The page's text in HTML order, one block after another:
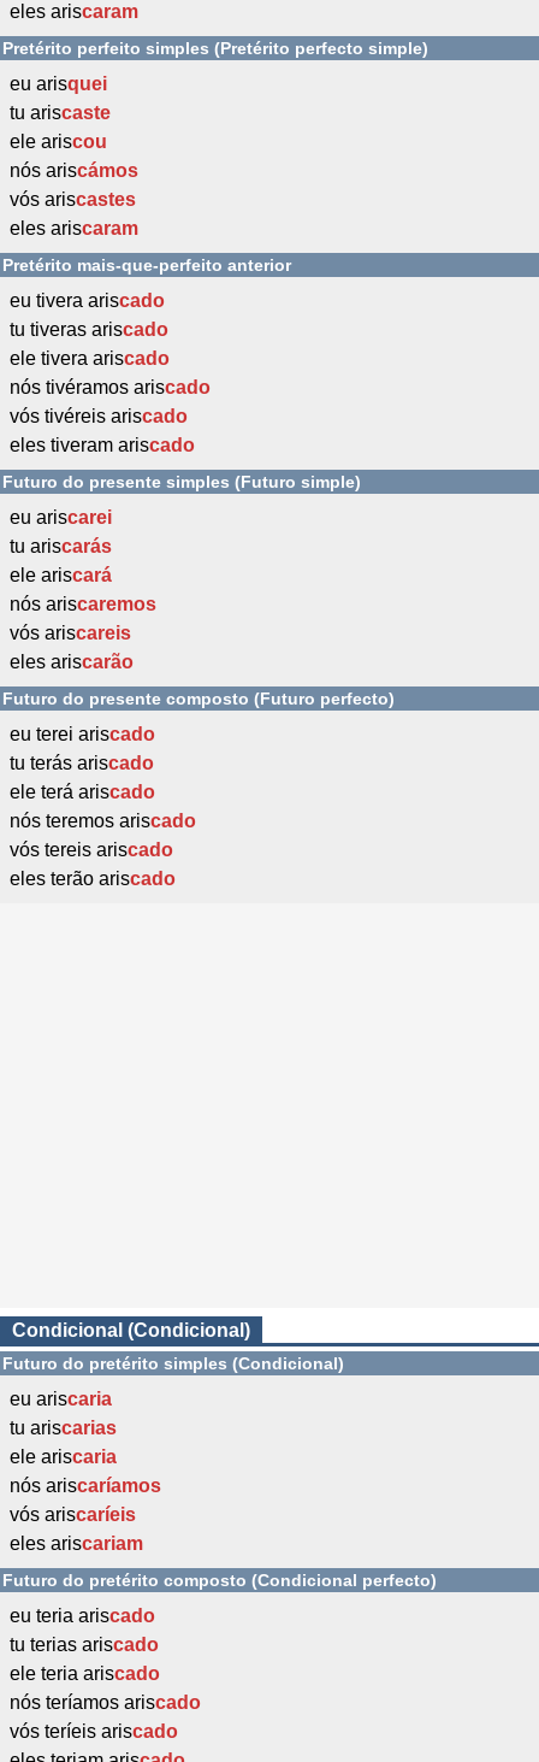
eles ariscaram
Pretérito perfeito simples (Pretérito perfecto simple)
eu arisquei
tu ariscaste
ele ariscou
nós ariscámos
vós ariscastes
eles ariscaram
Pretérito mais-que-perfeito anterior
eu tivera ariscado
tu tiveras ariscado
ele tivera ariscado
nós tivéramos ariscado
vós tivéreis ariscado
eles tiveram ariscado
Futuro do presente simples (Futuro simple)
eu ariscarei
tu ariscarás
ele ariscará
nós ariscaremos
vós ariscareis
eles ariscarão
Futuro do presente composto (Futuro perfecto)
eu terei ariscado
tu terás ariscado
ele terá ariscado
nós teremos ariscado
vós tereis ariscado
eles terão ariscado
Condicional (Condicional)
Futuro do pretérito simples (Condicional)
eu ariscaria
tu ariscarias
ele ariscaria
nós ariscaríamos
vós ariscaríeis
eles ariscariam
Futuro do pretérito composto (Condicional perfecto)
eu teria ariscado
tu terias ariscado
ele teria ariscado
nós teríamos ariscado
vós teríeis ariscado